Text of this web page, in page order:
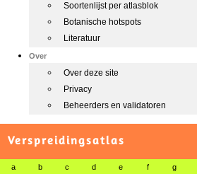
Soortenlijst per atlasblok
Botanische hotspots
Literatuur
Over
Over deze site
Privacy
Beheerders en validatoren
Verspreidingsatlas
a b c d e f g